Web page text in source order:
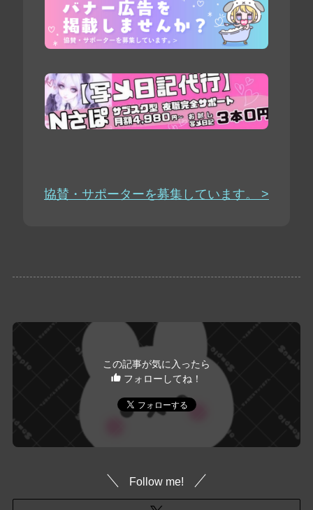
協賛・サポーターを募集しています。 >
この記事が気に入ったら
フォローしてね！
Follow me!